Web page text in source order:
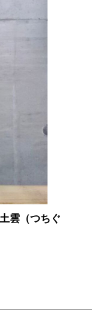
雲（つちぐ